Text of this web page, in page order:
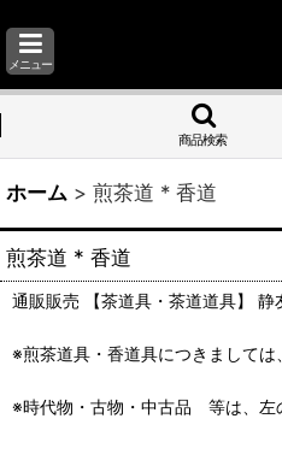
メニュー
商品検索
ホーム > 煎茶道 * 香道
煎茶道 * 香道
通販販売 【茶道具・茶道道具】
※煎茶道具・香道具につきまして
※時代物・古物・中古品 等は、